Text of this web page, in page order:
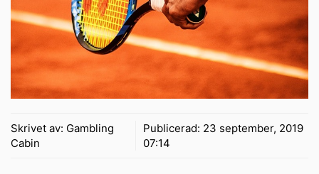
Skrivet av: Gambling
Cabin
Publicerad: 23 september, 2019
07:14